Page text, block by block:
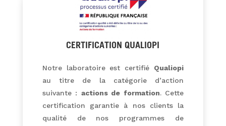
CERTIFICATION QUALIOPI
Notre laboratoire est certifié Qualiopi
au titre de la catégorie d’action
suivante : actions de formation. Cette
certification garantie à nos clients la
qualité de nos programmes de